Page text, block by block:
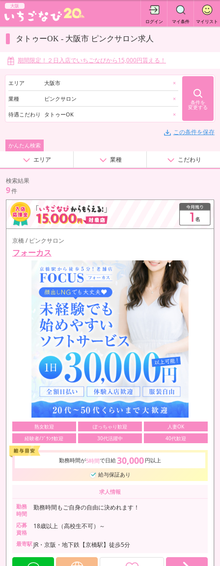
大阪
ログイン マイ条件 マイリスト
タトゥーOK - 大阪市 ピンクサロン求人
期間限定！２日入店でいちごなびから15,000円貰える！
エリア 大阪市 ×
業種 ピンクサロン ×
待遇こだわり タトゥーOK ×
条件を
変更する
この条件を保存
かんたん検索
エリア 業種 こだわり
検索結果
9件
京橋 / ピンクサロン
フォーカス
熟女歓迎 ぽっちゃり歓迎
人妻OK
経験者/ﾌﾞﾗﾝｸ歓迎
30代活躍中 40代歓迎
勤務時間が5時間で日給30,000 円以上
給与保証あり
求人情報
勤務
時間
勤務時間もご自身の自由に決めれます！
応募
資格
18歳以上（高校生不可）～
最寄駅 JR・京阪・地下鉄【京橋駅】徒歩5分